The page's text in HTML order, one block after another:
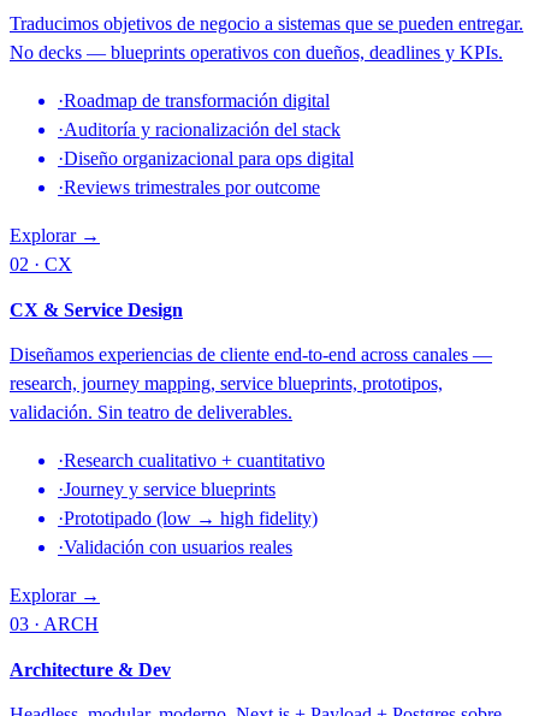
Traducimos objetivos de negocio a sistemas que se pueden entregar.
No decks — blueprints operativos con dueños, deadlines y KPIs.
·Roadmap de transformación digital
·Auditoría y racionalización del stack
·Diseño organizacional para ops digital
·Reviews trimestrales por outcome
Explorar →
02 · CX
CX & Service Design
Diseñamos experiencias de cliente end-to-end across canales —
research, journey mapping, service blueprints, prototipos,
validación. Sin teatro de deliverables.
·Research cualitativo + cuantitativo
·Journey y service blueprints
·Prototipado (low → high fidelity)
·Validación con usuarios reales
Explorar →
03 · ARCH
Architecture & Dev